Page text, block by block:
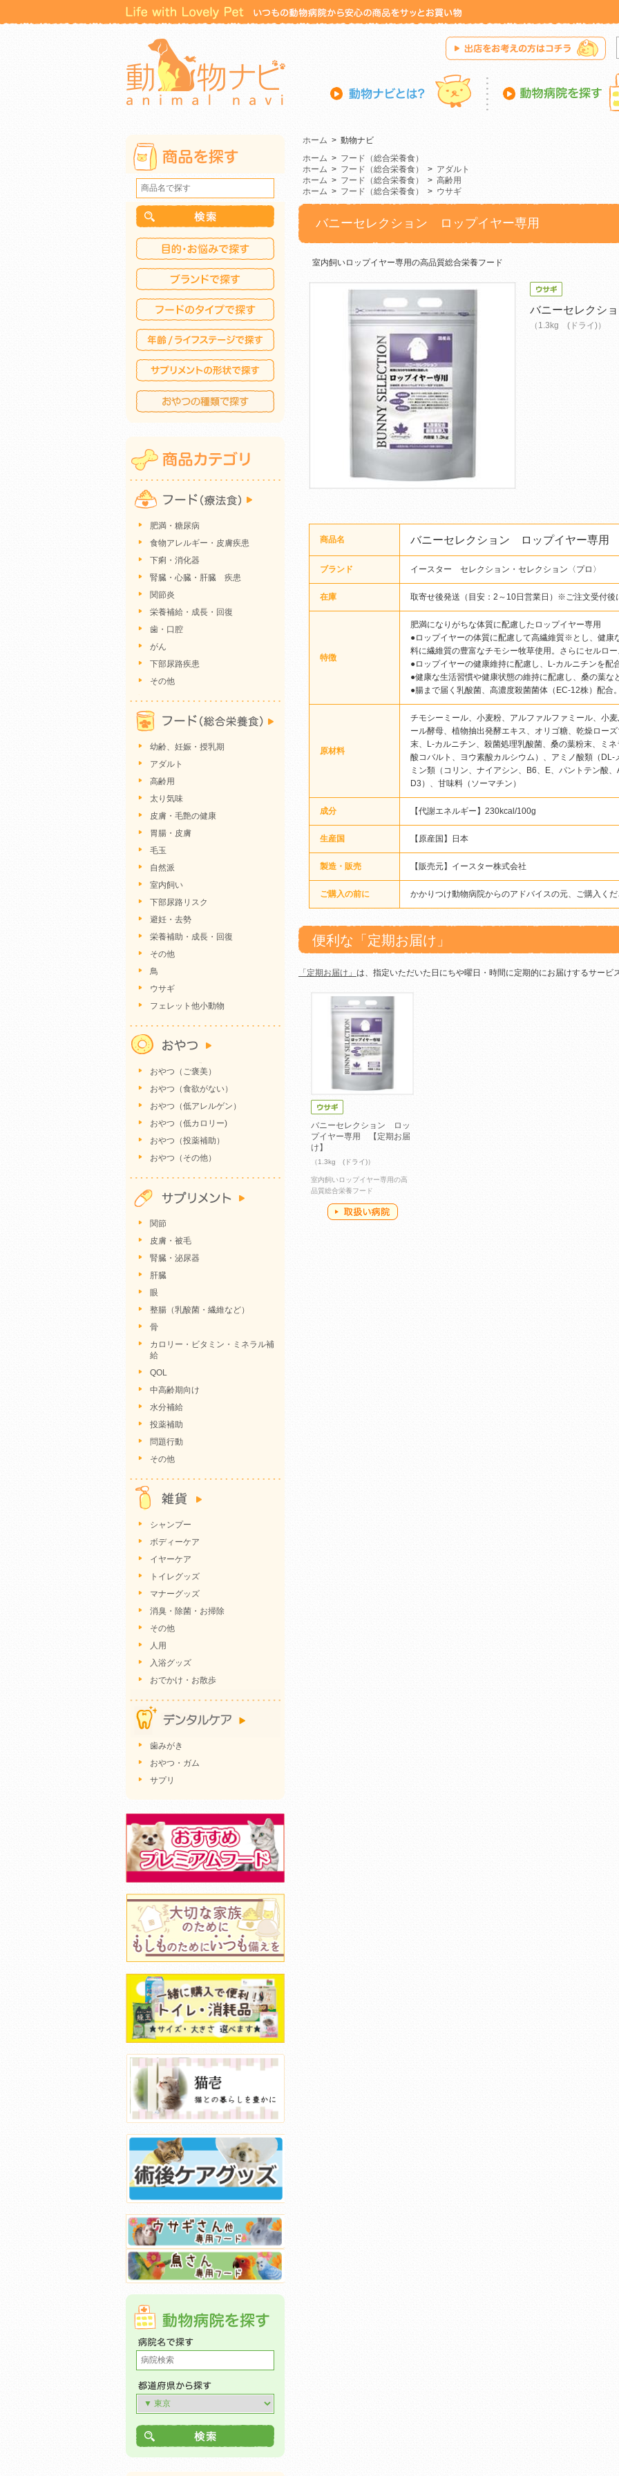
ホーム > 動物ナビ
ホーム > フード（総合栄養食）
ホーム > フード（総合栄養食） > アダルト
ホーム > フード（総合栄養食） > 高齢用
ホーム > フード（総合栄養食） > ウサギ
バニーセレクション ロップイヤー専用
室内飼いロップイヤー専用の高品質総合栄養フード
バニーセレクシ
（1.3kg (ドライ)）
商品名 バニーセレクション ロップイヤー専用
ブランド イースター セレクション・セレクション〈プロ〉
在庫 取寄せ後発送（目安：2～10日営業日）※ご注文受付後
特徴
肥満になりがちな体質に配慮したロップイヤー専用
●ロップイヤーの体質に配慮して高繊維質※とし、健康
料に繊維質の豊富なチモシー牧草使用。さらにセルロ
●ロップイヤーの健康維持に配慮し、L-カルニチンを配
●健康な生活習慣や健康状態の維持に配慮し、桑の葉な
●腸まで届く乳酸菌、高濃度殺菌菌体（EC-12株）配合
原材料
チモシーミール、小麦粉、アルファルファミール、小
ール酵母、植物抽出発酵エキス、オリゴ糖、乾燥ロー
末、L-カルニチン、殺菌処理乳酸菌、桑の葉粉末、ミ
酸コバルト、ヨウ素酸カルシウム）、アミノ酸類（
ミン類（コリン、ナイアシン、B6、E、パントテン酸
D3）、甘味料（ソーマチン）
成分 【代謝エネルギー】230kcal/100g
生産国 【原産国】日本
製造・販売 【販売元】イースター株式会社
ご購入の前に かかりつけ動物病院からのアドバイスの元、ご購入く
便利な「定期お届け」
「定期お届け」 は、指定いただいた日にちや曜日・時間に定期的にお届けするサービ
バニーセレクション ロッ
プイヤー専用 【定期お届
け】
（1.3kg (ドライ)）
室内飼いロップイヤー専用の高
品質総合栄養フード
肥満・糖尿病
食物アレルギー・皮膚疾患
下痢・消化器
腎臓・心臓・肝臓 疾患
関節炎
栄養補給・成長・回復
歯・口腔
がん
下部尿路疾患
その他
幼齢、妊娠・授乳期
アダルト
高齢用
太り気味
皮膚・毛艶の健康
胃腸・皮膚
毛玉
自然派
室内飼い
下部尿路リスク
避妊・去勢
栄養補助・成長・回復
その他
鳥
ウサギ
フェレット他小動物
おやつ（ご褒美）
おやつ（食欲がない）
おやつ（低アレルゲン）
おやつ（低カロリー)
おやつ（投薬補助）
おやつ（その他）
関節
皮膚・被毛
腎臓・泌尿器
肝臓
眼
整腸（乳酸菌・繊維など）
骨
カロリー・ビタミン・ミネラル補
給
QOL
中高齢期向け
水分補給
投薬補助
問題行動
その他
シャンプー
ボディーケア
イヤーケア
トイレグッズ
マナーグッズ
消臭・除菌・お掃除
その他
人用
入浴グッズ
おでかけ・お散歩
歯みがき
おやつ・ガム
サプリ